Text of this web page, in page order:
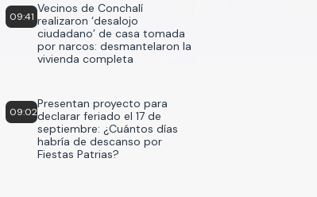
09:41
Vecinos de Conchalí
realizaron ‘desalojo
ciudadano’ de casa tomada
por narcos: desmantelaron la
vivienda completa
09:02
Presentan proyecto para
declarar feriado el 17 de
septiembre: ¿Cuántos días
habría de descanso por
Fiestas Patrias?